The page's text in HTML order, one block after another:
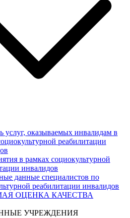
услуг, оказываемых инвалидам в
реабилитации
в рамках социокультурной
инвалидов
данные специалистов по
реабилитации инвалидов
ОЦЕНКА КАЧЕСТВА
УЧРЕЖДЕНИЯ